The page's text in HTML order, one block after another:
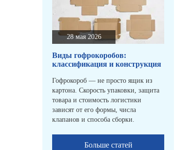
28 мая 2026
Виды гофрокоробов:
классификация и конструкция
Гофрокороб — не просто ящик из
картона. Скорость упаковки, защита
товара и стоимость логистики
зависят от его формы, числа
клапанов и способа сборки.
Больше статей